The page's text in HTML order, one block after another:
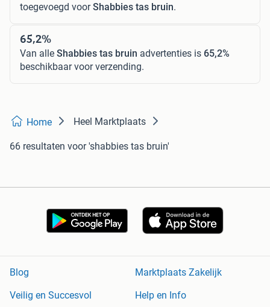
toegevoegd voorShabbies tas bruin.
65,2%
Van alle Shabbies tas bruin advertenties is 65,2%
beschikbaar voor verzending.
Home Heel Marktplaats
66 resultaten voor 'shabbies tas bruin'
Blog
Marktplaats Zakelijk
Veilig en Succesvol
Help en Info